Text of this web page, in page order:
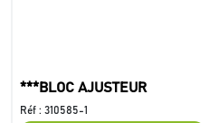
***BLOC AJUSTEUR
Réf : 310585-1